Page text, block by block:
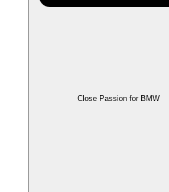
Close Passion for BMW